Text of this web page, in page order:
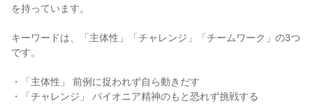
を持っています。
キーワードは、「主体性」「チャレンジ」「チームワーク」の3つ
です。
・「主体性」 前例に捉われず自ら動きだす
・「チャレンジ」 パイオニア精神のもと恐れず挑戦する